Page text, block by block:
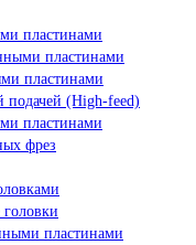
пластинами
пластинами
пластинами
подачей (High-feed)
пластинами
фрез
пластинами